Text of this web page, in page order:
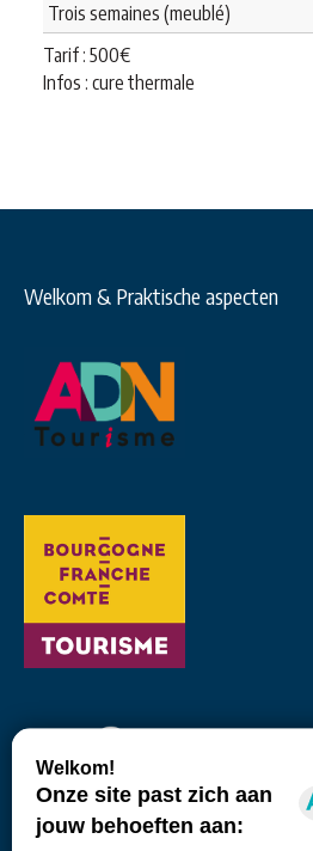
Trois semaines (meublé)
Tarif : 500€
Infos : cure thermale
Welkom & Praktische aspecten